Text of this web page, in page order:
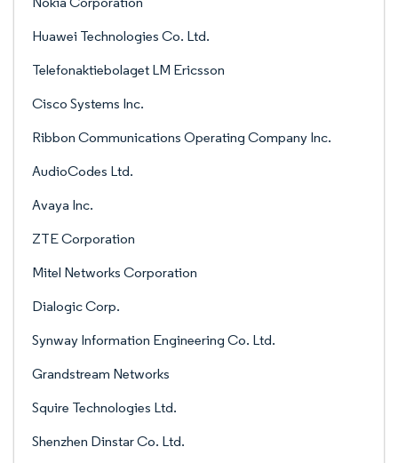
Huawei Technologies Co. Ltd.
Telefonaktiebolaget LM Ericsson
Cisco Systems Inc.
Ribbon Communications Operating Company Inc.
AudioCodes Ltd.
Avaya Inc.
ZTE Corporation
Mitel Networks Corporation
Dialogic Corp.
Synway Information Engineering Co. Ltd.
Grandstream Networks
Squire Technologies Ltd.
Shenzhen Dinstar Co. Ltd.